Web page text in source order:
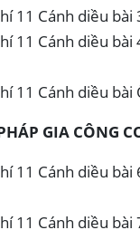
11 Cánh diều
11 Cánh diều
11 Cánh diều
GIA CÔNG
11 Cánh diều
11 Cánh diều